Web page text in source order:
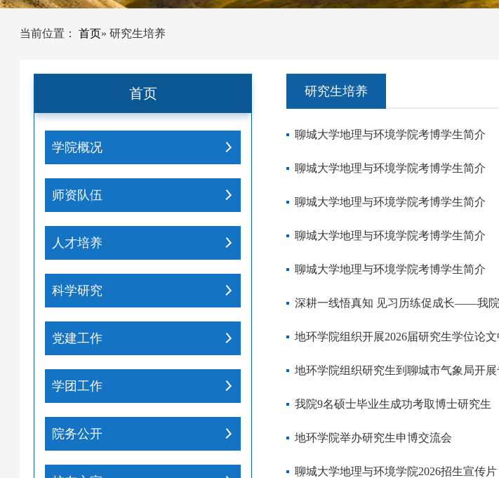
当前位置： 首页» 研究生培养
首页
学院概况
师资队伍
人才培养
科学研究
党建工作
学团工作
院务公开
研究生培养
聊城大学地理与环境学院考博学生简介
聊城大学地理与环境学院考博学生简介
聊城大学地理与环境学院考博学生简介
聊城大学地理与环境学院考博学生简介
聊城大学地理与环境学院考博学生简介
深耕一线悟真知 见习历练促成长——我
地环学院组织开展2026届研究生学位论
地环学院组织研究生到聊城市气象局开
我院9名硕士毕业生成功考取博士研究生
地环学院举办研究生申博交流会
聊城大学地理与环境学院2026招生宣传片